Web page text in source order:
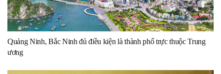
Quảng Ninh, Bắc Ninh đủ điều kiện là thành phố trực thuộc Trung
ương